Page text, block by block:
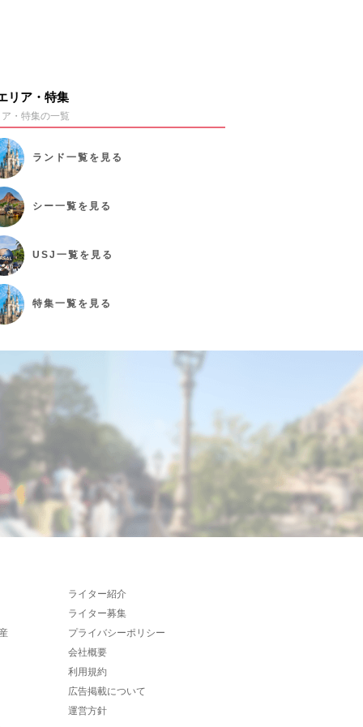
リア・特集
・特集の一覧
ランド 一覧を見る
シー一覧を見る
USJ 一覧を見る
特集一覧を見る
ライター紹介
ライター募集
プライバシーポリシー
会社概要
利用規約
広告掲載について
運営方針